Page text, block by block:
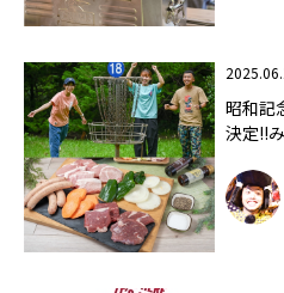
昭和記
決定!!